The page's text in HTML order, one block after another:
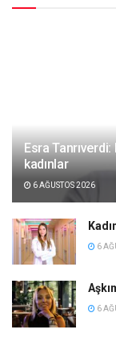
Esra
kadınlar
6 AĞUSTOS 2026
6
6